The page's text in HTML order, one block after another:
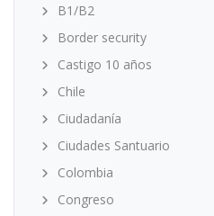
B1/B2
Border security
Castigo 10 años
Chile
Ciudadanía
Ciudades Santuario
Colombia
Congreso